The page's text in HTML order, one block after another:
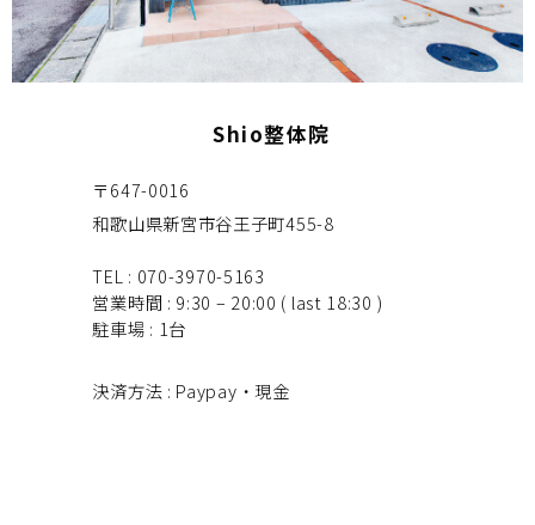
Shio整体院
〒647-0016
和歌山県新宮市谷王子町455-8
TEL : 070-3970-5163
営業時間 : 9:30 – 20:00 ( last 18:30 )
駐車場 : 1台
決済方法 : Paypay・現金